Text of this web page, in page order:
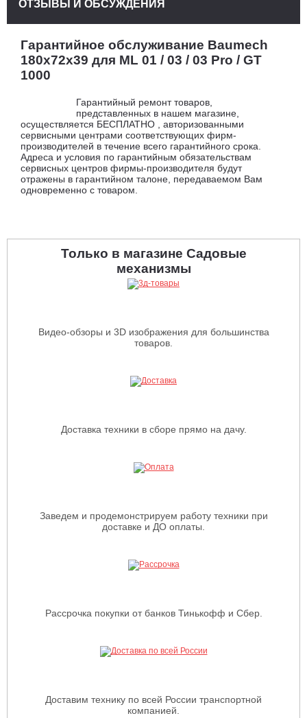
Гарантийное обслуживание Baumech
180х72х39 для ML 01 / 03 / 03 Pro / GT
1000
Гарантийный ремонт товаров,
представленных в нашем магазине,
осуществляется БЕСПЛАТНО , авторизованными
сервисными центрами соответствующих фирм-
производителей в течение всего гарантийного срока.
Адреса и условия по гарантийным обязательствам
сервисных центров фирмы-производителя будут
отражены в гарантийном талоне, передаваемом Вам
одновременно с товаром.
ОТЗЫВЫ И ОБСУЖДЕНИЯ
Только в магазине Садовые
механизмы
Видео-обзоры и 3D изображения для большинства
товаров.
Доставка техники в сборе прямо на дачу.
Заведем и продемонстрируем работу техники при
доставке и ДО оплаты.
Рассрочка покупки от банков Тинькофф и Сбер.
Доставим технику по всей России транспортной
компанией.